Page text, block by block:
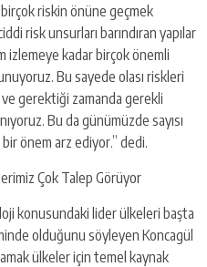
riskin önüne geçmek
risk unsurları barındıran yapılar
izlemeye kadar birçok önemli
Bu sayede olası riskleri
gerektiği zamanda gerekli
Bu da günümüzde sayısı
önem arz ediyor.” dedi.
Çok Talep Görüyor
konusundaki lider ülkeleri başta
olduğunu söyleyen Koncagül
ülkeler için temel kaynak